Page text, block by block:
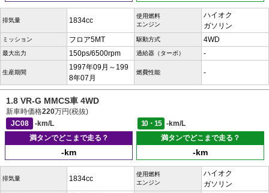
排気量 1834cc
使用燃料
エンジン
ハイオク
ガソリン
ミッション フロア5MT 駆動方式 4WD
最大出力 150ps/6500rpm 過給器（ターボ） -
生産期間
1997年09月～199
8年07月
燃費性能 -
1.8 VR-G MMCS車 4WD
新車時価格220万円(税抜)
JC08
-km/L 10・15
-km/L
満タンでどこまで走る？
-km
満タンでどこまで走る？
-km
排気量 1834cc
使用燃料
エンジン
ハイオク
ガソリン